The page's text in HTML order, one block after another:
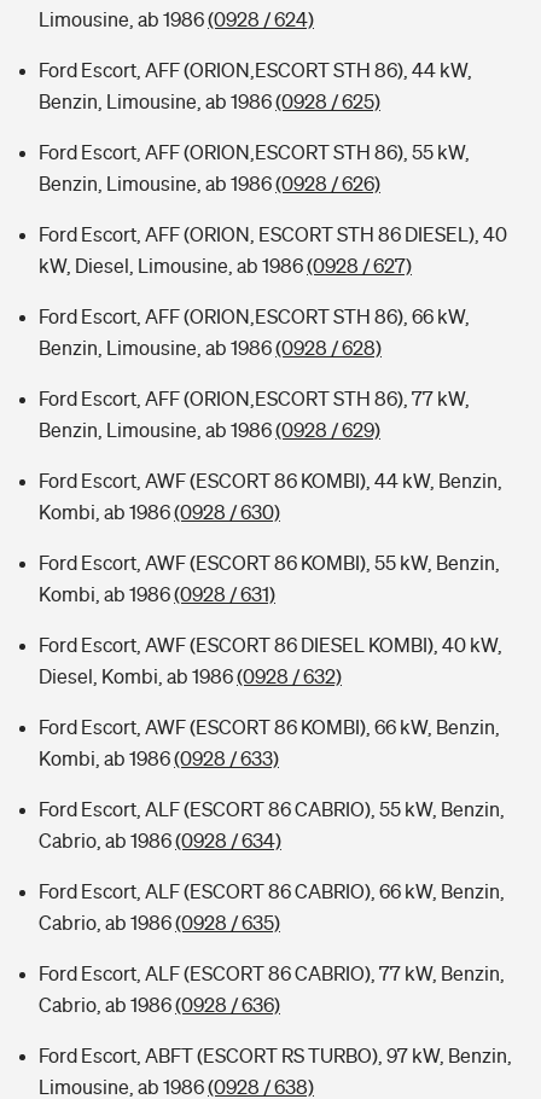
Limousine, ab 1986(0928 / 624)
Ford Escort, AFF (ORION,ESCORT STH 86), 44 kW,
Benzin, Limousine, ab 1986(0928 / 625)
Ford Escort, AFF (ORION,ESCORT STH 86), 55 kW,
Benzin, Limousine, ab 1986(0928 / 626)
Ford Escort, AFF (ORION, ESCORT STH 86 DIESEL), 40
kW, Diesel, Limousine, ab 1986(0928 / 627)
Ford Escort, AFF (ORION,ESCORT STH 86), 66 kW,
Benzin, Limousine, ab 1986(0928 / 628)
Ford Escort, AFF (ORION,ESCORT STH 86), 77 kW,
Benzin, Limousine, ab 1986(0928 / 629)
Ford Escort, AWF (ESCORT 86 KOMBI), 44 kW, Benzin,
Kombi, ab 1986(0928 / 630)
Ford Escort, AWF (ESCORT 86 KOMBI), 55 kW, Benzin,
Kombi, ab 1986(0928 / 631)
Ford Escort, AWF (ESCORT 86 DIESEL KOMBI), 40 kW,
Diesel, Kombi, ab 1986(0928 / 632)
Ford Escort, AWF (ESCORT 86 KOMBI), 66 kW, Benzin,
Kombi, ab 1986(0928 / 633)
Ford Escort, ALF (ESCORT 86 CABRIO), 55 kW, Benzin,
Cabrio, ab 1986(0928 / 634)
Ford Escort, ALF (ESCORT 86 CABRIO), 66 kW, Benzin,
Cabrio, ab 1986(0928 / 635)
Ford Escort, ALF (ESCORT 86 CABRIO), 77 kW, Benzin,
Cabrio, ab 1986(0928 / 636)
Ford Escort, ABFT (ESCORT RS TURBO), 97 kW, Benzin,
Limousine, ab 1986(0928 / 638)